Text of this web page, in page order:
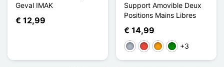
Geval IMAK
€ 12,99
Support Amovible Deux
Positions Mains Libres
€ 14,99
GrijsRoodOranjeGroen
+3